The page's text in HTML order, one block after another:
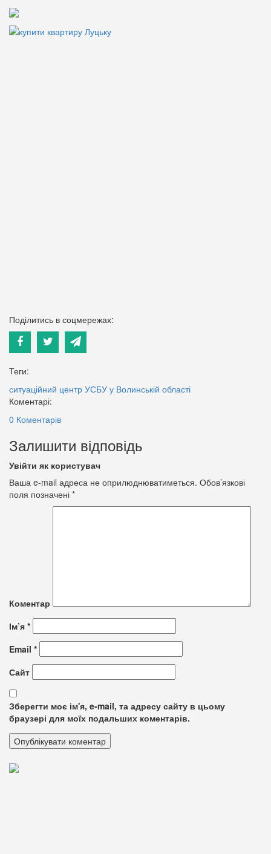
Поділитись в соцмережах:
Теги:
ситуаційний центр УСБУ у Волинській області
Коментарі:
0 Коментарів
Залишити відповідь
Увійти як користувач
Ваша e-mail адреса не оприлюднюватиметься. Обов’язкові
поля позначені *
Коментар
Ім’я *
Email *
Сайт
Зберегти моє ім'я, e-mail, та адресу сайту в цьому
браузері для моїх подальших коментарів.